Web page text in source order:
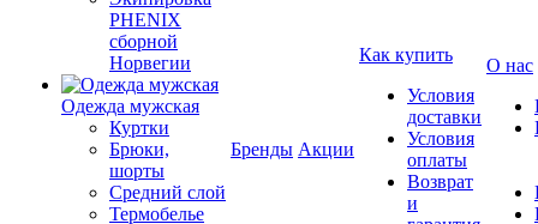
PHENIX
сборной
Норвегии
Одежда мужская
Куртки
Брюки,
шорты
Средний слой
Термобелье
Бренды Акции
Как купить
Условия
доставки
Условия
оплаты
Возврат
и
О нас